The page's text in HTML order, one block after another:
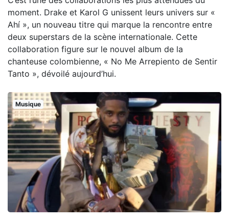
moment. Drake et Karol G unissent leurs univers sur «
Ahí », un nouveau titre qui marque la rencontre entre
deux superstars de la scène internationale. Cette
collaboration figure sur le nouvel album de la
chanteuse colombienne, « No Me Arrepiento de Sentir
Tanto », dévoilé aujourd’hui.
Musique